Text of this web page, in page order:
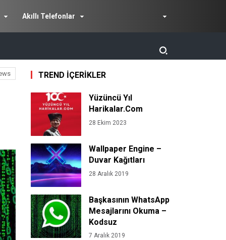
Akıllı Telefonlar
TREND İÇERİKLER
Yüzüncü Yıl
Harikalar.Com
28 Ekim 2023
Wallpaper Engine –
Duvar Kağıtları
28 Aralık 2019
Başkasının WhatsApp
Mesajlarını Okuma –
Kodsuz
7 Aralık 2019